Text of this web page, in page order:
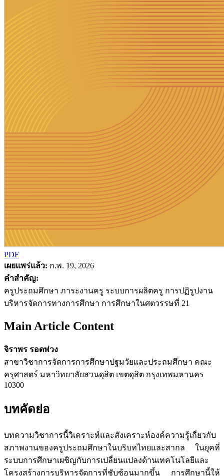
PDF
เผยแพร่แล้ว: ก.พ. 19, 2026
คำสำคัญ:
ครูประถมศึกษา ภาระงานครู ระบบการผลิตครู การปฏิรูปงาน
บริหารจัดการทางการศึกษา การศึกษาในศตวรรษที่ 21
Main Article Content
จิราพร รอดพ่วง
สาขาวิชาการจัดการการศึกษาปฐมวัยและประถมศึกษา คณะ
ครุศาสตร์ มหาวิทยาลัยสวนดุสิต เขตดุสิต กรุงเทพมหานคร
10300
บทคัดย่อ
บทความวิชาการนี้วิเคราะห์และสังเคราะห์องค์ความรู้เกี่ยวกับ
สภาพงานของครูประถมศึกษาในบริบทไทยและสากล ในยุคที่
ระบบการศึกษาเผชิญกับการเปลี่ยนแปลงด้านเทคโนโลยีและ
โครงสร้างการบริหารจัดการที่ชับซ้อนมากขึ้น การศึกษานี้ให้